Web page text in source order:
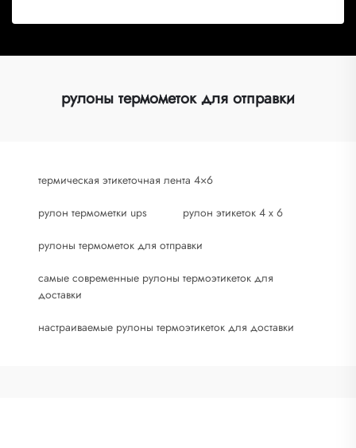
рулоны термометок для отправки
термическая этикеточная лента 4×6
рулон термометки ups рулон этикеток 4 x 6
рулоны термометок для отправки
самые современные рулоны термоэтикеток для
доставки
настраиваемые рулоны термоэтикеток для доставки